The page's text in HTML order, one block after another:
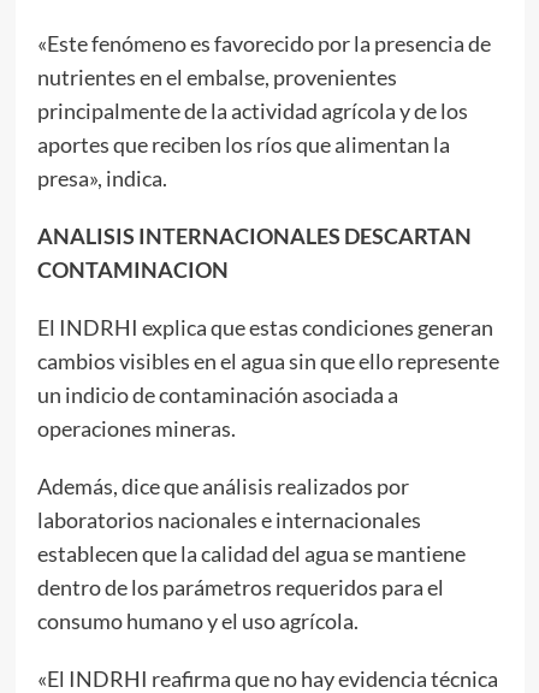
«Este fenómeno es favorecido por la presencia de
nutrientes en el embalse, provenientes
principalmente de la actividad agrícola y de los
aportes que reciben los ríos que alimentan la
presa», indica.
ANALISIS INTERNACIONALES DESCARTAN
CONTAMINACION
El INDRHI explica que estas condiciones generan
cambios visibles en el agua sin que ello represente
un indicio de contaminación asociada a
operaciones mineras.
Además, dice que análisis realizados por
laboratorios nacionales e internacionales
establecen que la calidad del agua se mantiene
dentro de los parámetros requeridos para el
consumo humano y el uso agrícola.
«El INDRHI reafirma que no hay evidencia técnica